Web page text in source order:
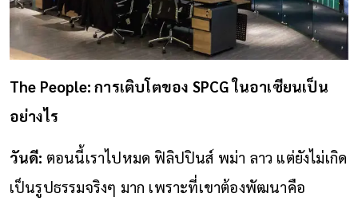
The People: การเติบโตของ SPCG ในอาเซียนเป็น
อย่างไร
วันดี: ตอนนี้เราไปหมด ฟิลิปปินส์ พม่า ลาว แต่ยังไม่เกิด
เป็นรูปธรรมจริงๆ มาก เพราะที่เขาต้องพัฒนาคือ